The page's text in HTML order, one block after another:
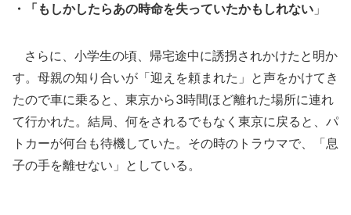
・「もしかしたらあの時命を失っていたかもしれない 」
さらに、小学生の頃、帰宅途中に誘拐されかけたと明か
す。母親の知り合いが「迎えを頼まれた」と声をかけてき
たので車に乗ると、東京から3時間ほど離れた場所に連れ
て行かれた。結局、何をされるでもなく東京に戻ると、パ
トカーが何台も待機していた。その時のトラウマで、「息
子の手を離せない」としている。